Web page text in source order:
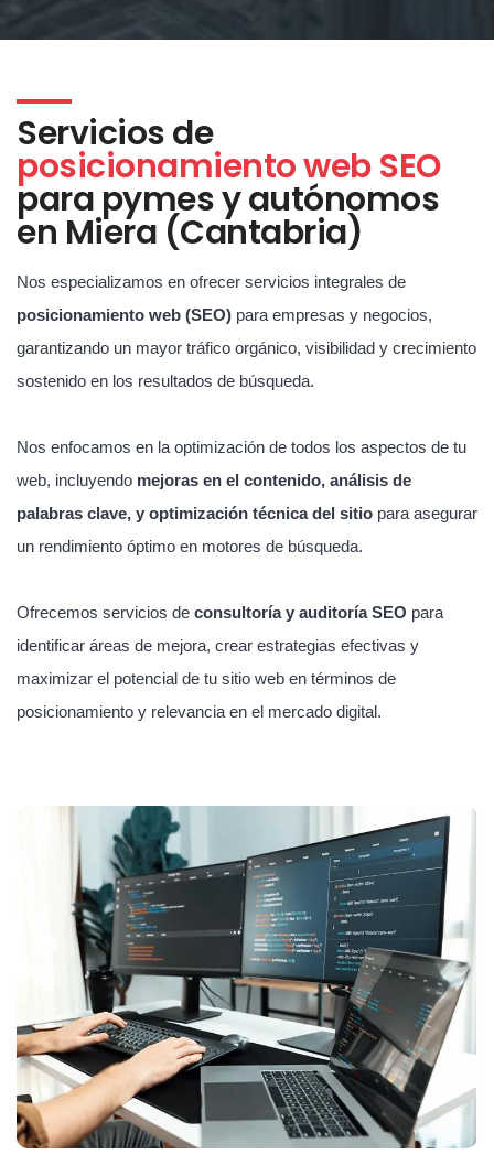
Servicios de
posicionamiento web SEO
para pymes y autónomos
en Miera (Cantabria)
Nos especializamos en ofrecer servicios integrales de
posicionamiento web (SEO) para empresas y negocios,
garantizando un mayor tráfico orgánico, visibilidad y crecimiento
sostenido en los resultados de búsqueda.
Nos enfocamos en la optimización de todos los aspectos de tu
web, incluyendo mejoras en el contenido, análisis de
palabras clave, y optimización técnica del sitio para asegurar
un rendimiento óptimo en motores de búsqueda.
Ofrecemos servicios de consultoría y auditoría SEO para
identificar áreas de mejora, crear estrategias efectivas y
maximizar el potencial de tu sitio web en términos de
posicionamiento y relevancia en el mercado digital.